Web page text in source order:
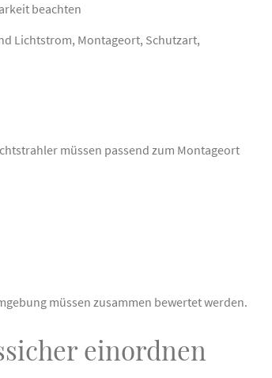
beachten
Lichtstrom, Montageort, Schutzart,
müssen passend zum Montageort
müssen zusammen bewertet werden.
einordnen